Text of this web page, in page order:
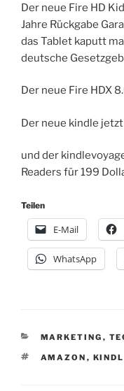
Der neue Fire HD
Jahre Rückgabe
das Tablet kaputt
deutsche
Der neue Fire HDX
Der neue kindle
und der
Readers für 199
Teilen
E-Mail
WhatsApp
KATEGORIEN
MARKETING ,
AMAZON ,